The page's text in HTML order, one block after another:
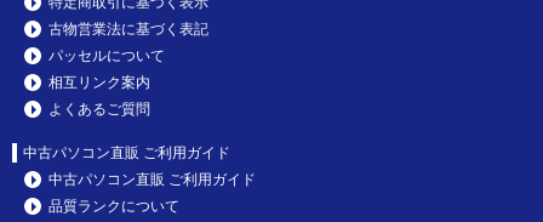
古物営業法に基づく表記
パッセルについて
相互リンク案内
よくあるご質問
中古パソコン直販 ご利用ガイド
中古パソコン直販 ご利用ガイド
品質ランクについて